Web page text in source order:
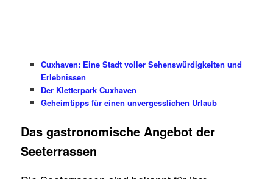
Cuxhaven: Eine Stadt voller Sehenswürdigkeiten und
Erlebnissen
Der Kletterpark Cuxhaven
Geheimtipps für einen unvergesslichen Urlaub
Das gastronomische Angebot der
Seeterrassen